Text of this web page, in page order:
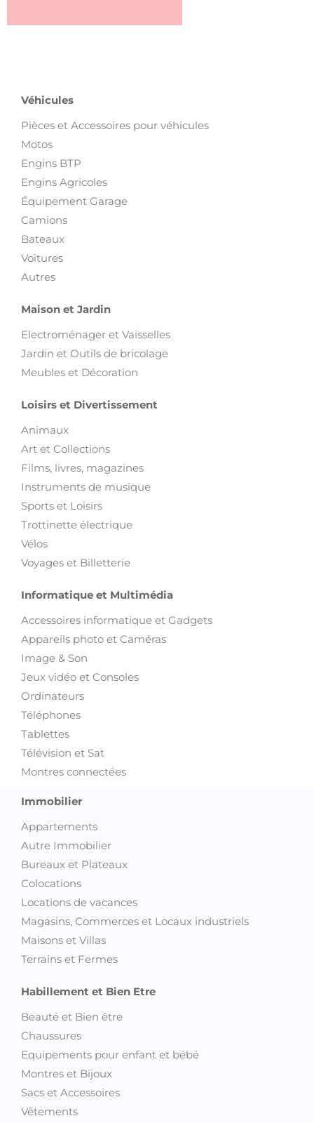
Véhicules
Pièces et Accessoires pour véhicules
Motos
Engins BTP
Engins Agricoles
Équipement Garage
Camions
Bateaux
Voitures
Autres
Maison et Jardin
Electroménager et Vaisselles
Jardin et Outils de bricolage
Meubles et Décoration
Loisirs et Divertissement
Animaux
Art et Collections
Films, livres, magazines
Instruments de musique
Sports et Loisirs
Trottinette électrique
Vélos
Voyages et Billetterie
Informatique et Multimédia
Accessoires informatique et Gadgets
Appareils photo et Caméras
Image & Son
Jeux vidéo et Consoles
Ordinateurs
Téléphones
Tablettes
Télévision et Sat
Montres connectées
Immobilier
Appartements
Autre Immobilier
Bureaux et Plateaux
Colocations
Locations de vacances
Magasins, Commerces et Locaux industriels
Maisons et Villas
Terrains et Fermes
Habillement et Bien Etre
Beauté et Bien être
Chaussures
Equipements pour enfant et bébé
Montres et Bijoux
Sacs et Accessoires
Vêtements